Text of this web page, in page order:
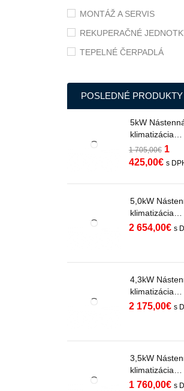
MONTÁŽ A SERVIS
REKUPERAČNÉ
TEPELNÉ ČERPADLÁ
POSLEDNÉ PRODUKTY
5kW
klimatizácia
Midea Oasis
s Wifi do -
1 705,00€ 1
425,00€ s
5,0kW
klimatizácia
SAMSUNG
WHITE s WiFi
EU R32
2 654,00€ s
4,3kW
klimatizácia
SAMSUNG
WHITE s WiFi
EU R32
2 175,00€ s
3,5kW
klimatizácia
SAMSUNG
1 760,00€ s